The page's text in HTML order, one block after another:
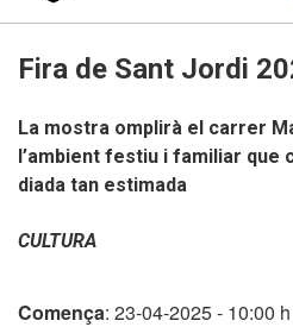
Fira de Sant Jordi
La mostra omplirà el carrer
l’ambient festiu i familiar que
diada tan estimada
CULTURA
Comença: 23-04-2025 - 10:00